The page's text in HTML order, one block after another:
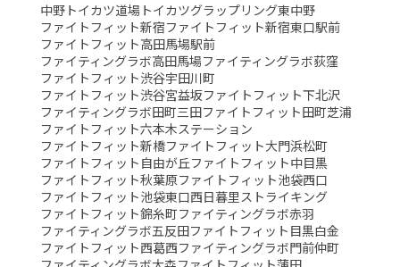
中野トイカツ道場 トイカツグラップリング東中野
ファイトフィット新宿ファイトフィット新宿東口駅前
ファイトフィット高田馬場駅前
ファイティングラボ高田馬場ファイティングラボ荻窪
ファイトフィット渋谷宇田川町
ファイトフィット渋谷宮益坂ファイトフィット下北沢
ファイティングラボ田町三田ファイトフィット田町芝浦
ファイトフィット六本木ステーション
ファイトフィット新橋ファイトフィット大門浜松町
ファイトフィット自由が丘ファイトフィット中目黒
ファイトフィット秋葉原ファイトフィット池袋西口
ファイトフィット池袋東口西日暮里ストライキング
ファイトフィット錦糸町ファイティングラボ赤羽
ファイティングラボ五反田ファイトフィット目黒白金
ファイトフィット西葛西ファイティングラボ門前仲町